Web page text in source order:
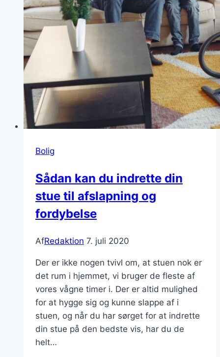
Bolig
Sådan kan du indrette din
stue til afslapning og
fordybelse
AfRedaktion 7. juli 2020
Der er ikke nogen tvivl om, at stuen nok er
det rum i hjemmet, vi bruger de fleste af
vores vågne timer i. Der er altid mulighed
for at hygge sig og kunne slappe af i
stuen, og når du har sørget for at indrette
din stue på den bedste vis, har du de
helt…